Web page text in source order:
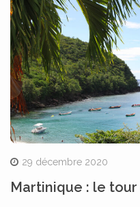
29 décembre 2020
Martinique : le tour